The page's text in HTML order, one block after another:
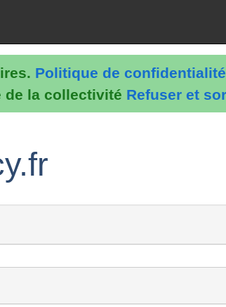
Politique de confidentialité
de la collectivité Refuser et